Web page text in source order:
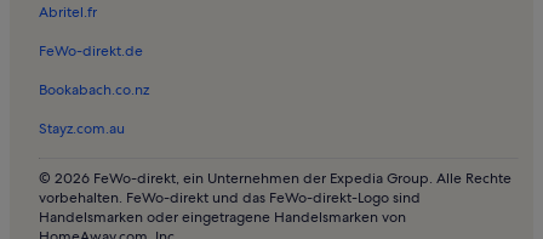
Abritel.fr
FeWo-direkt.de
Bookabach.co.nz
Stayz.com.au
© 2026 FeWo-direkt, ein Unternehmen der Expedia Group. Alle Rechte
vorbehalten. FeWo-direkt und das FeWo-direkt-Logo sind
Handelsmarken oder eingetragene Handelsmarken von